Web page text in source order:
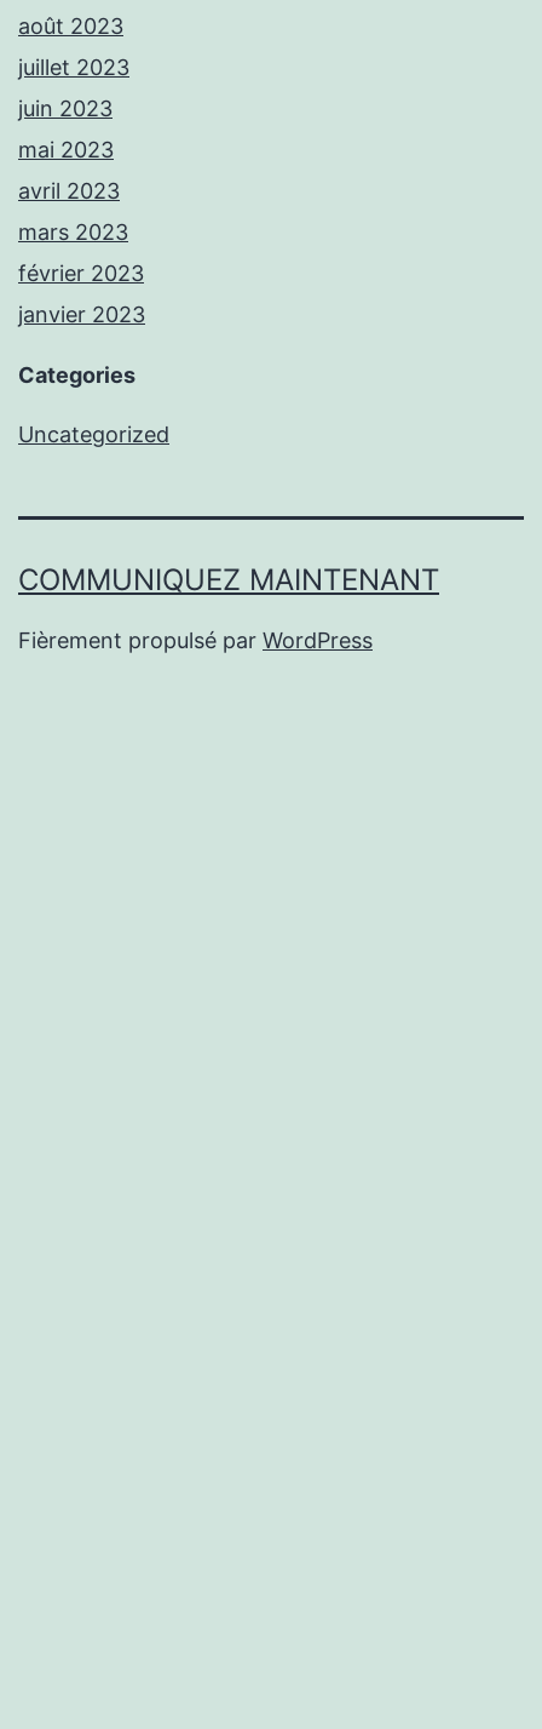
août 2023
juillet 2023
juin 2023
mai 2023
avril 2023
mars 2023
février 2023
janvier 2023
Categories
Uncategorized
COMMUNIQUEZ MAINTENANT
Fièrement propulsé par WordPress